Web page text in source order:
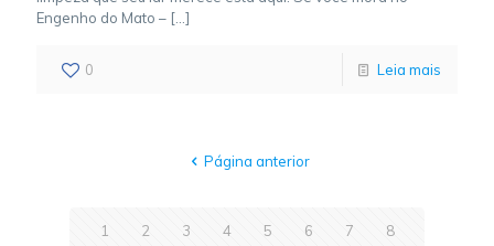
Engenho do Mato – […]
0 Leia mais
Página anterior
1 2 3 4 5 6 7 8